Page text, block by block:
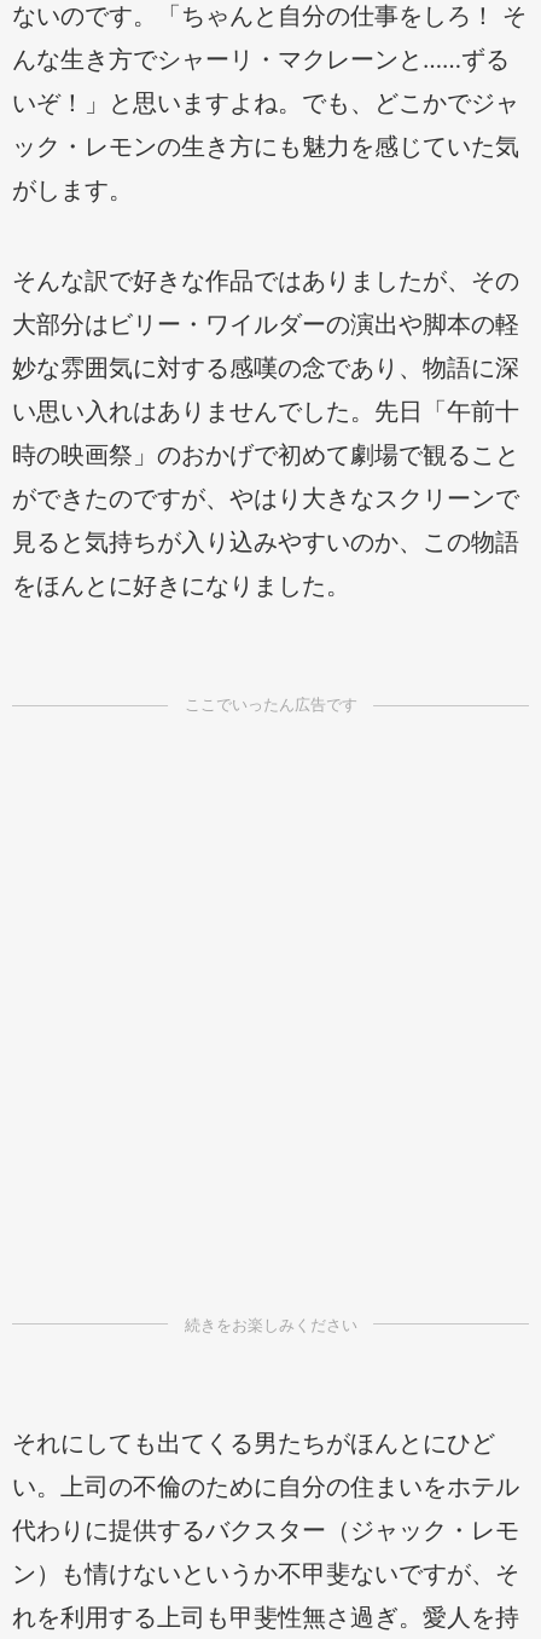
ないのです。「ちゃんと自分の仕事をしろ！ そ
んな生き方でシャーリ・マクレーンと……ずる
いぞ！」と思いますよね。でも、どこかでジャ
ック・レモンの生き方にも魅力を感じていた気
がします。
そんな訳で好きな作品ではありましたが、その
大部分はビリー・ワイルダーの演出や脚本の軽
妙な雰囲気に対する感嘆の念であり、物語に深
い思い入れはありませんでした。先日「午前十
時の映画祭」のおかげで初めて劇場で観ること
ができたのですが、やはり大きなスクリーンで
見ると気持ちが入り込みやすいのか、この物語
をほんとに好きになりました。
それにしても出てくる男たちがほんとにひど
い。上司の不倫のために自分の住まいをホテル
代わりに提供するバクスター（ジャック・レモ
ン）も情けないというか不甲斐ないですが、そ
れを利用する上司も甲斐性無さ過ぎ。愛人を持